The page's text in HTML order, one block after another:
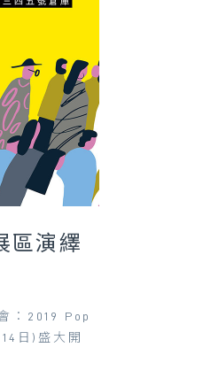
區演繹
：2019 Pop
日)盛大開